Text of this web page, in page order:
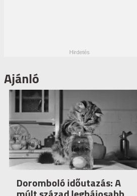
Ajánló
Doromboló időutazás: A